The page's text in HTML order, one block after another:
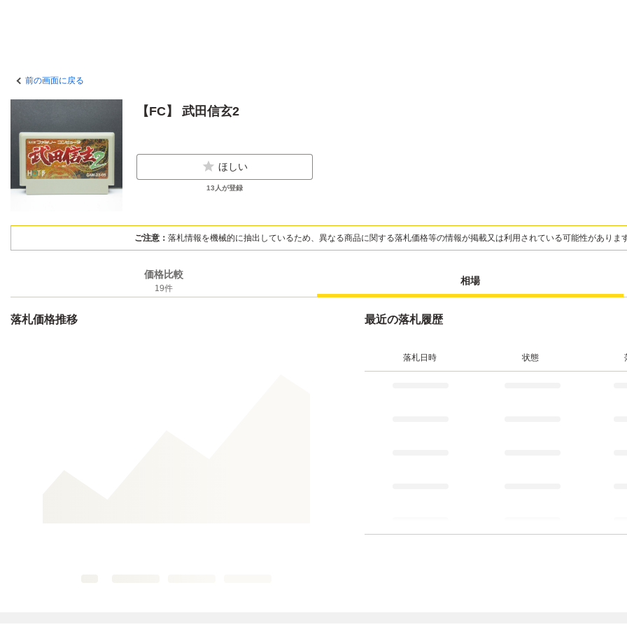
前の画面に戻る
【FC】 武田信玄2
ほしい
13 人が登録
ご注意： 落札情報を機械的に抽出しているため、異なる商品に関する落札価格等の情報が掲載又は利用されている可能性がありま
価格比較
19件
相場
落札価格推移 最近の落札履歴
落札日時 状態